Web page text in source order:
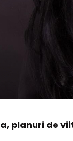
planuri de